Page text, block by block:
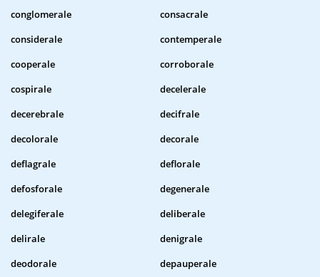
conglomerale
consacrale
considerale
contemperale
cooperale
corroborale
cospirale
decelerale
decerebrale
decifrale
decolorale
decorale
deflagrale
deflorale
defosforale
degenerale
delegiferale
deliberale
delirale
denigrale
deodorale
depauperale